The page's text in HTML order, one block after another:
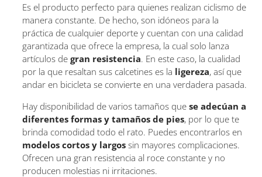
Es el producto perfecto para quienes realizan ciclismo de
manera constante. De hecho, son idóneos para la
práctica de cualquier deporte y cuentan con una calidad
garantizada que ofrece la empresa, la cual solo lanza
artículos de gran resistencia. En este caso, la cualidad
por la que resaltan sus calcetines es la ligereza, así que
andar en bicicleta se convierte en una verdadera pasada.
Hay disponibilidad de varios tamaños que se adecúan a
diferentes formas y tamaños de pies, por lo que te
brinda comodidad todo el rato. Puedes encontrarlos en
modelos cortos y largossin mayores complicaciones.
Ofrecen una gran resistencia al roce constante y no
producen molestias ni irritaciones.